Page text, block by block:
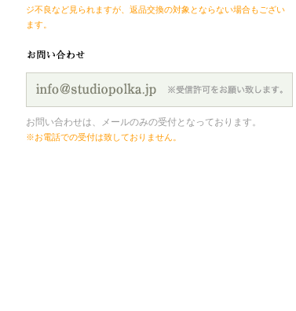
ジ不良など見られますが、返品交換の対象とならない場合もござい
ます。
お問い合わせは、メールのみの受付となっております。
※お電話での受付は致しておりません。